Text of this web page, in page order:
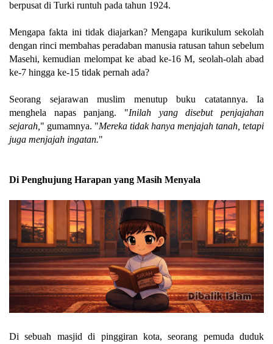
berpusat di Turki runtuh pada tahun 1924.
Mengapa fakta ini tidak diajarkan? Mengapa kurikulum sekolah
dengan rinci membahas peradaban manusia ratusan tahun sebelum
Masehi, kemudian melompat ke abad ke-16 M, seolah-olah abad
ke-7 hingga ke-15 tidak pernah ada?
Seorang sejarawan muslim menutup buku catatannya. Ia
menghela napas panjang. "Inilah yang disebut penjajahan
sejarah, " gumamnya. "Mereka tidak hanya menjajah tanah, tetapi
juga menjajah ingatan."
Di Penghujung Harapan yang Masih Menyala
Di sebuah masjid di pinggiran kota, seorang pemuda duduk